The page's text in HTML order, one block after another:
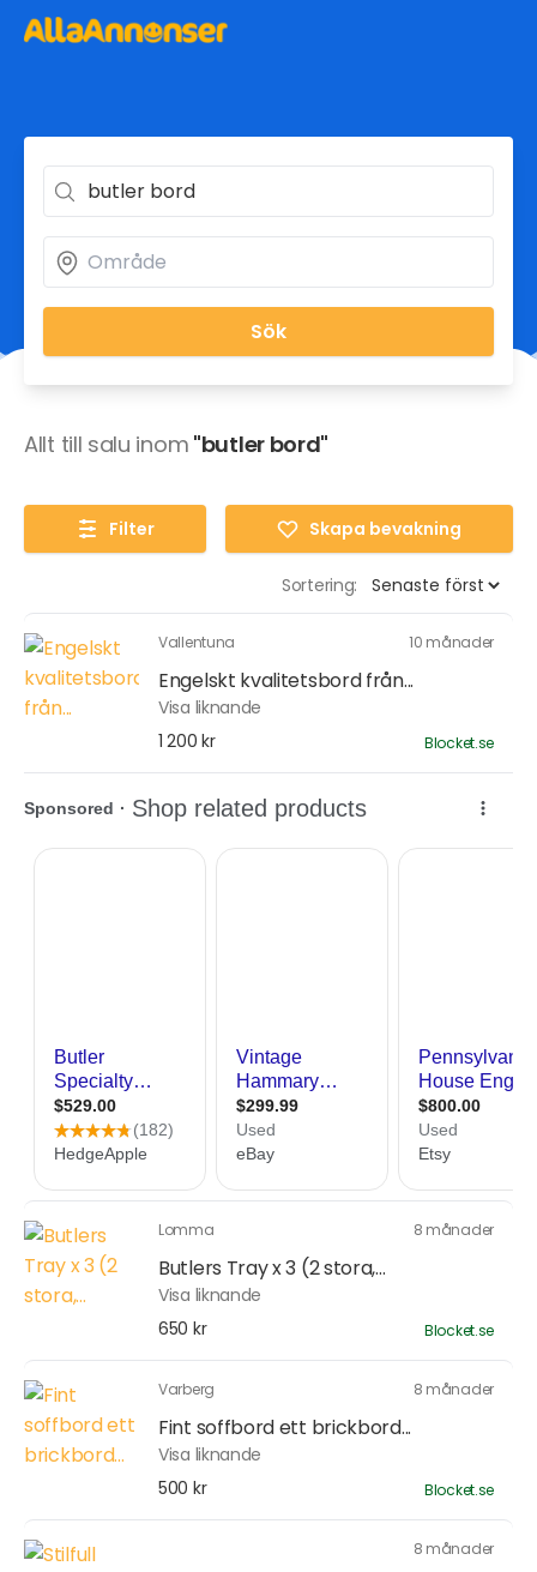
Sök
Allt till salu inom "butler bord"
Filter Skapa bevakning
Sortering:
Vallentuna 10 månader
Engelskt kvalitetsbord från...
Visa liknande
1 200 kr
Blocket.se
Lomma 8 månader
Butlers Tray x 3 (2 stora,...
Visa liknande
650 kr
Blocket.se
Varberg 8 månader
Fint soffbord ett brickbord...
Visa liknande
500 kr
Blocket.se
8 månader